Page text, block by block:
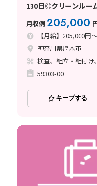
130日◎クリーンルー
月収例205,000
【月給】205,000円～
神奈川県厚木市
検査、組立・組付け
59303-00
キープする